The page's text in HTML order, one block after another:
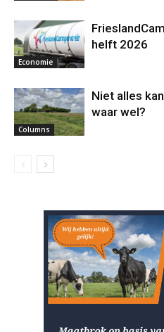
Economie
helft 2026
Columns
Niet alles
waar wel?